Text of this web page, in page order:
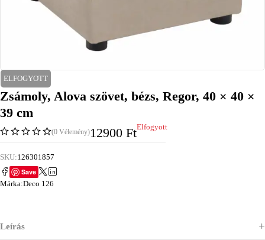
ELFOGYOTT
Zsámoly, Alova szövet, bézs, Regor, 40 × 40 ×
39 cm
(0 Vélemény)12900 FtElfogyott
SKU:126301857
Save
Márka:Deco 126
Leírás